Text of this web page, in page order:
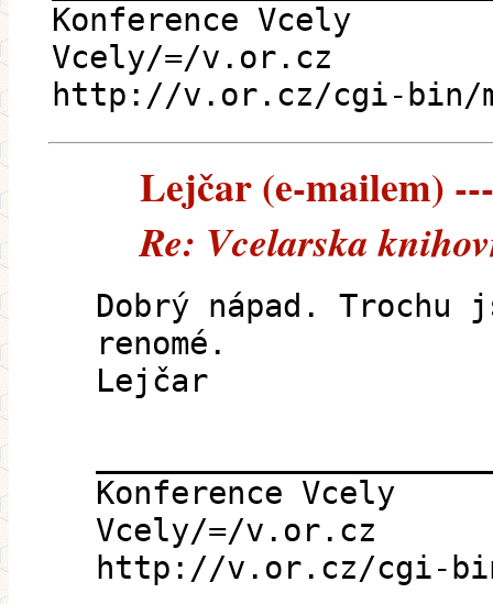
Konference Vcely
Vcely/=/v.or.cz
http://v.or.cz/cgi-bin/
Lejčar (e-mailem)
Re: Vcelarska
Dobrý nápad.
renomé.
Lejčar
Konference Vcely
Vcely/=/v.or.cz
http://v.or.cz/cgi-